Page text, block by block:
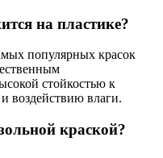
на пластике?
популярных красок
стойкостью к
воздействию влаги.
краской?